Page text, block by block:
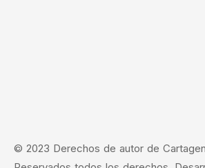
© 2023 Derechos de autor de